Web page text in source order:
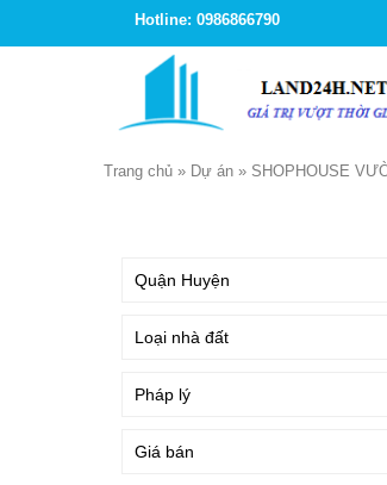
Hotline: 0986866790
Trang chủ » Dự án » SHOPHOUSE